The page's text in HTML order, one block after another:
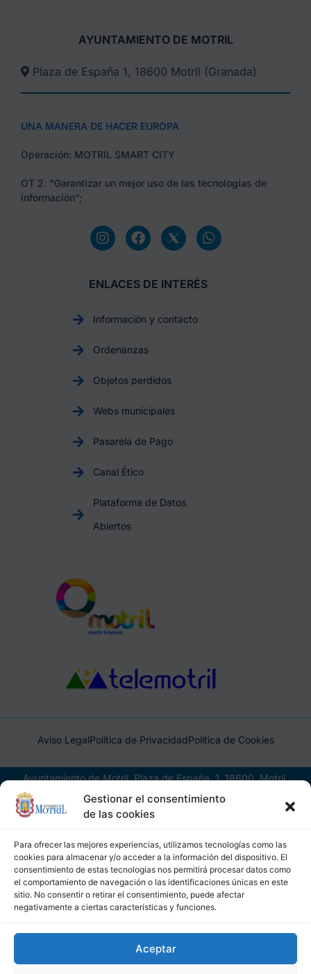
Gestionar el consentimiento
de las cookies
Para ofrecer las mejores experiencias, utilizamos tecnologías como las
cookies para almacenar y/o acceder a la información del dispositivo. El
consentimiento de estas tecnologías nos permitirá procesar datos como
el comportamiento de navegación o las identificaciones únicas en este
sitio. No consentir o retirar el consentimiento, puede afectar
negativamente a ciertas características y funciones.
Aceptar
AYUNTAMIENTO DE MOTRIL
Plaza de España 1, 18600 Motril (Granada)​
UNA MANERA DE HACER EUROPA
Operación: MOTRIL SMART CITY
OT 2. “Garantizar un mejor uso de las tecnologías de
información”;
ENLACES DE INTERÉS
Información y contacto
Ordenanzas
Objetos perdidos
Webs municipales
Pasarela de Pago
Canal Ético
Plataforma de Datos
Abiertos
Aviso LegalPolítica de PrivacidadPolítica de Cookies
Ayuntamiento de Motril, Plaza de España, 1, 18600, Motril,
(Granada), CIF: P1814200J, DIR3: L01181400